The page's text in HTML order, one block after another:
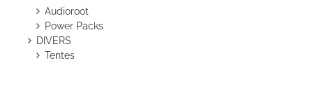
Audioroot
Power Packs
DIVERS
Tentes